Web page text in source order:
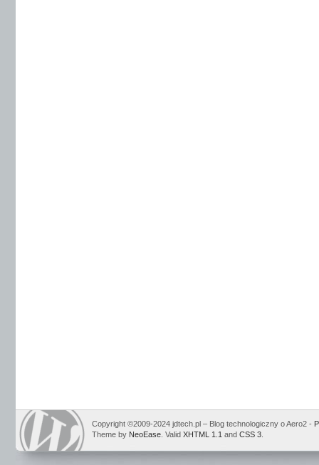
Copyright ©2009-2024 jdtech.pl – Blog technologiczny o Aero2 -
Theme by NeoEase . Valid XHTML 1.1 and CSS 3